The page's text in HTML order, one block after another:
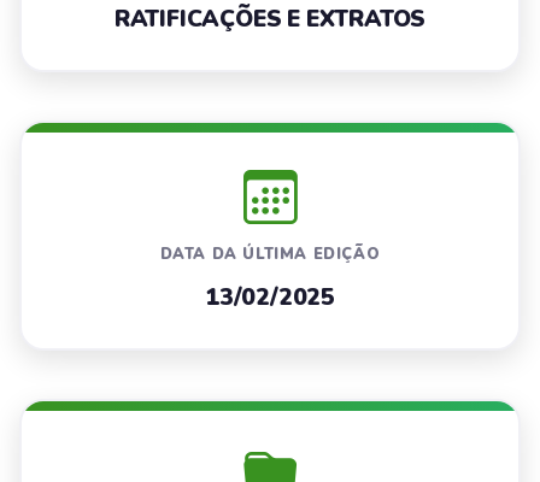
RATIFICAÇÕES E EXTRATOS
DATA DA ÚLTIMA EDIÇÃO
13/02/2025